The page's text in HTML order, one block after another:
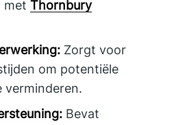
metThornbury
Zorgt voor
om potentiële
verminderen.
Bevat